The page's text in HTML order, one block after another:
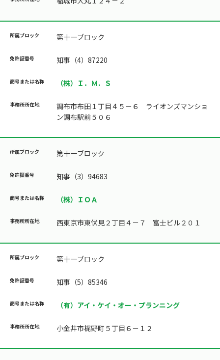
第十一ブロック
知事（4）87220
（株）Ｉ．Ｍ．Ｓ
調布市布田１丁目４５－６ ライオンズマンショ
ン調布駅前５０６
第十一ブロック
知事（3）94683
（株）ＩＯＡ
西東京市東伏見２丁目４－７ 富士ビル２０１
第十一ブロック
知事（5）85346
（有）アイ・ケイ・オー・プランニング
小金井市梶野町５丁目６－１２